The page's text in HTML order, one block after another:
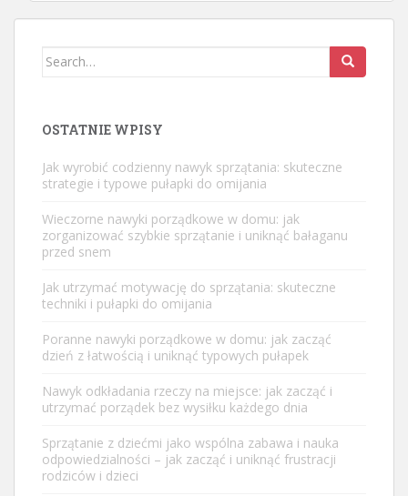
Search
OSTATNIE WPISY
Jak wyrobić codzienny nawyk sprzątania: skuteczne
strategie i typowe pułapki do omijania
Wieczorne nawyki porządkowe w domu: jak
zorganizować szybkie sprzątanie i uniknąć bałaganu
przed snem
Jak utrzymać motywację do sprzątania: skuteczne
techniki i pułapki do omijania
Poranne nawyki porządkowe w domu: jak zacząć
dzień z łatwością i uniknąć typowych pułapek
Nawyk odkładania rzeczy na miejsce: jak zacząć i
utrzymać porządek bez wysiłku każdego dnia
Sprzątanie z dziećmi jako wspólna zabawa i nauka
odpowiedzialności – jak zacząć i uniknąć frustracji
rodziców i dzieci